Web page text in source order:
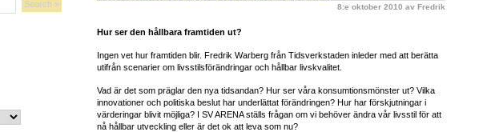
8:e oktober 2010 av Fredrik
Hur ser den hållbara framtiden ut?
Ingen vet hur framtiden blir. Fredrik Warberg från Tidsverkstaden inleder med att berätta
utifrån scenarier om livsstilsförändringar och hållbar livskvalitet.
Vad är det som präglar den nya tidsandan? Hur ser våra konsumtionsmönster ut? Vilka
innovationer och politiska beslut har underlättat förändringen? Hur har förskjutningar i
värderingar blivit möjliga? I SV ARENA ställs frågan om vi behöver ändra vår livsstil för att
nå hållbar utveckling eller är det ok att leva som nu?